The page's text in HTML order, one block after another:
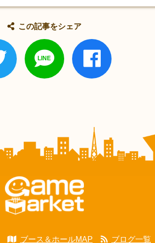
この記事をシェア
ブース＆ホールMAP ブログ一覧